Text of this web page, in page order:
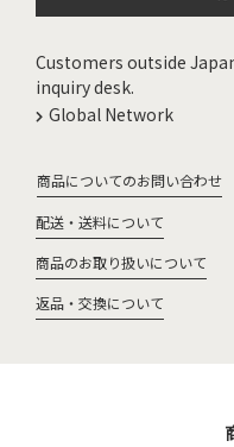
Customers outside
inquiry desk.
Global Network
商品についてのお問い合わせ
配送・送料について
商品のお取り扱いについて
返品・交換について